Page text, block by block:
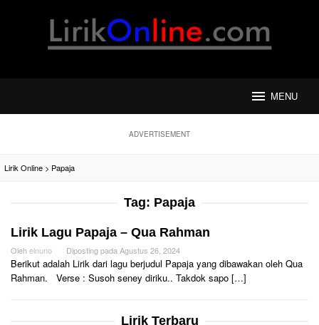
MENU
ADVERTISEMENT
Lirik Online > Papaja
Tag: Papaja
Lirik Lagu Papaja – Qua Rahman
Olehelnuno Diposting pada Agustus 26, 2024
Berikut adalah Lirik dari lagu berjudul Papaja yang dibawakan oleh Qua
Rahman. Verse : Susoh seney diriku.. Takdok sapo […]
Lirik Terbaru